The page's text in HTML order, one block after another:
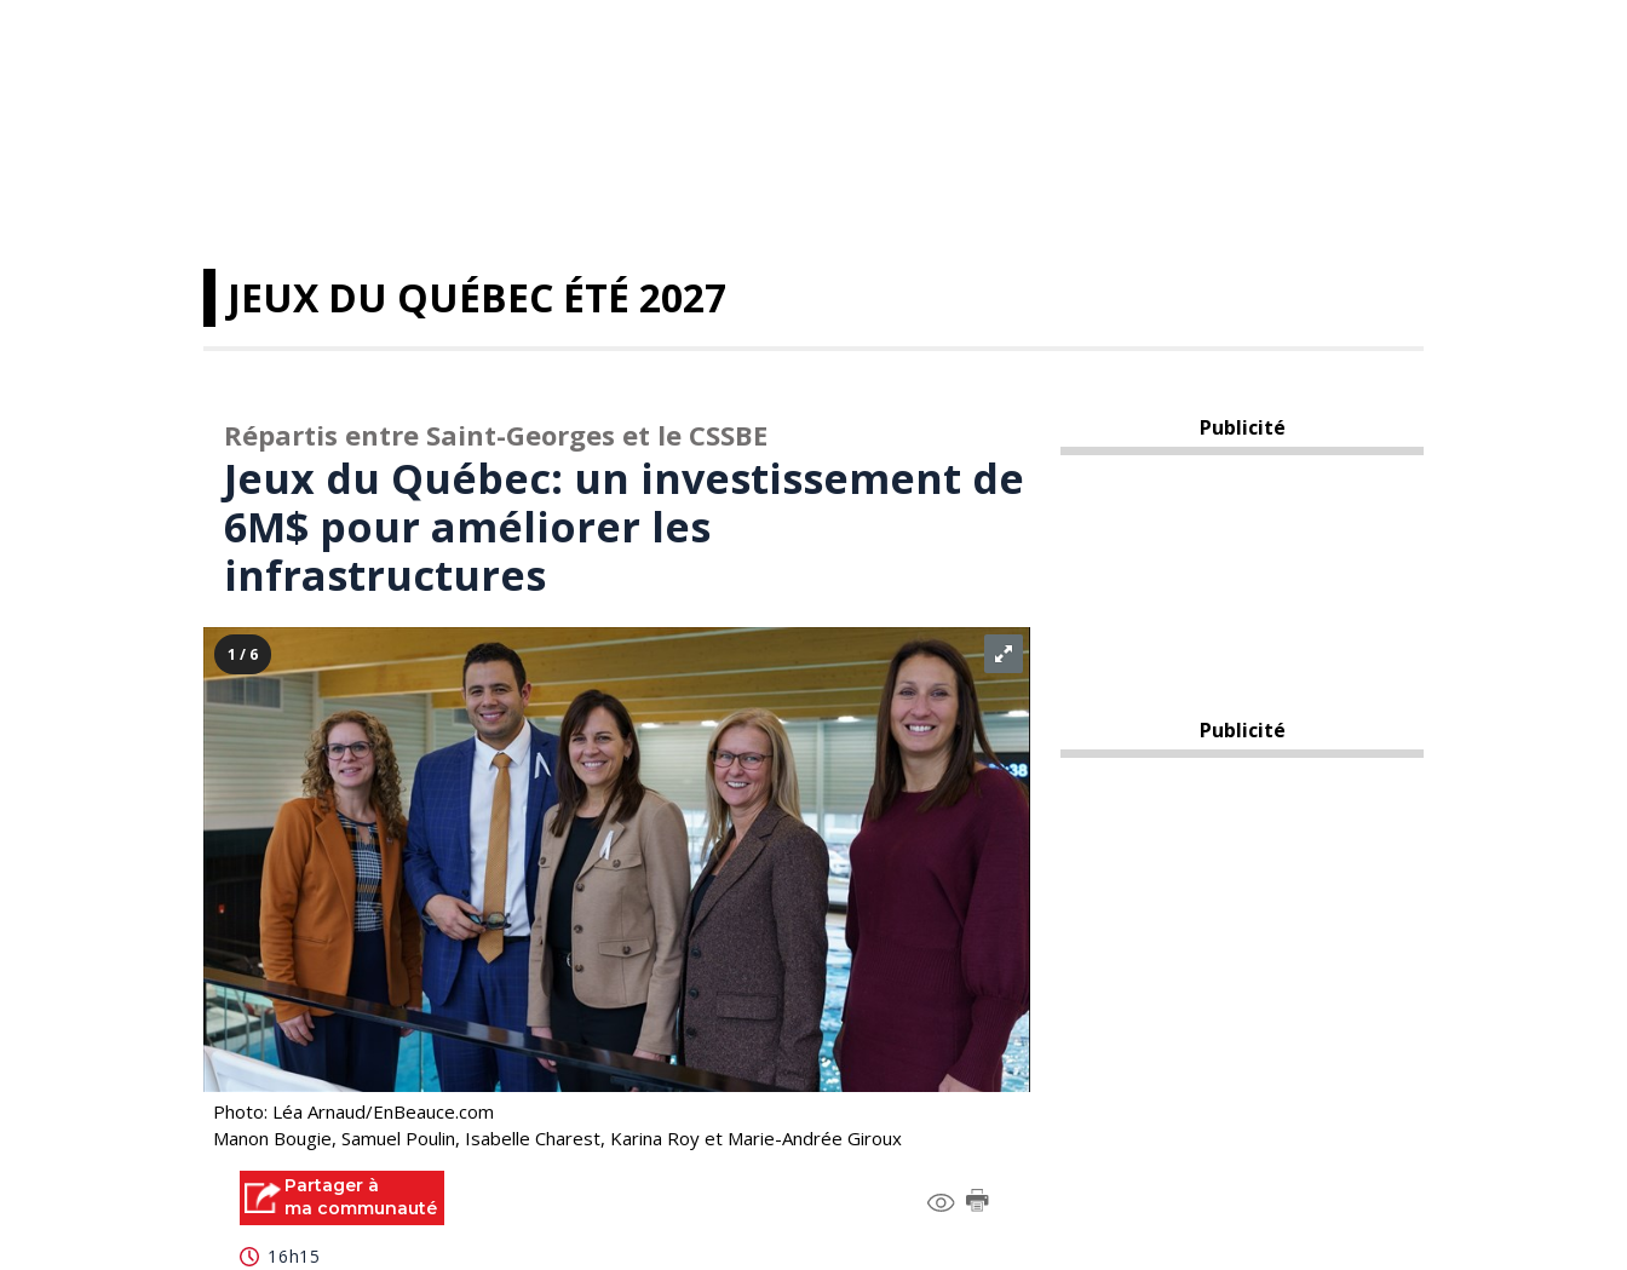
JEUX DU QUÉBEC ÉTÉ 2027
Répartis entre Saint-Georges et le CSSBE
Jeux du Québec: un investissement de
6M$ pour améliorer les
infrastructures
1 / 6
Photo: Léa Arnaud/EnBeauce.com
Manon Bougie, Samuel Poulin, Isabelle Charest, Karina Roy et Marie-Andrée Giroux
Partager à
ma communauté
16h15
Publicité
Publicité